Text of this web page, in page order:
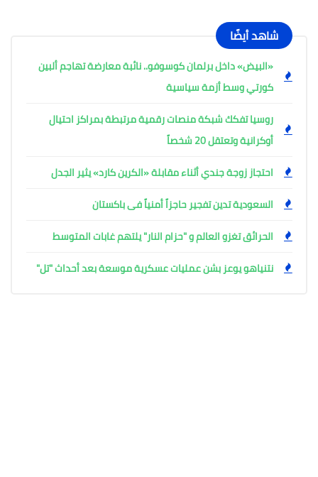
شاهد أيضًا
«البيض» داخل برلمان كوسوفو.. نائبة معارضة تهاجم ألبين
كورتي وسط أزمة سياسية
روسيا تفكك شبكة منصات رقمية مرتبطة بمراكز احتيال
أوكرانية وتعتقل 20 شخصاً
احتجاز زوجة جندي أثناء مقابلة «الكرين كارد» يثير الجدل
السعودية تدين تفجير حاجزاً أمنياً فى باكستان
الحرائق تغزو العالم و "حزام النار" يلتهم غابات المتوسط
نتنياهو يوعز بشن عمليات عسكرية موسعة بعد أحداث "تل"